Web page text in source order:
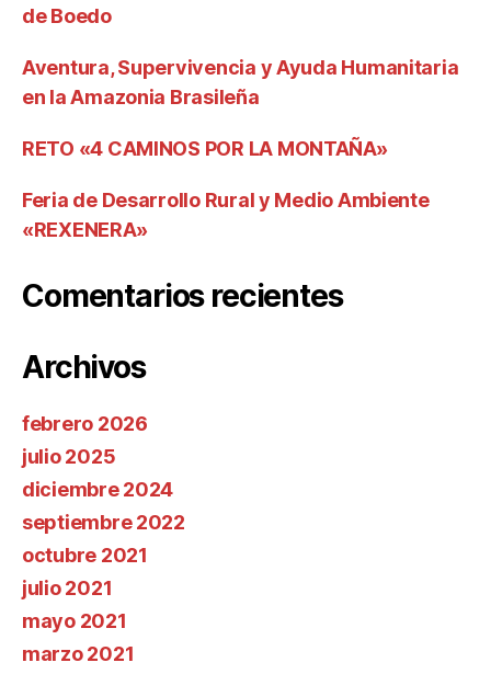
de Boedo
Aventura, Supervivencia y Ayuda Humanitaria
en la Amazonia Brasileña
RETO «4 CAMINOS POR LA MONTAÑA»
Feria de Desarrollo Rural y Medio Ambiente
«REXENERA»
Comentarios recientes
Archivos
febrero 2026
julio 2025
diciembre 2024
septiembre 2022
octubre 2021
julio 2021
mayo 2021
marzo 2021